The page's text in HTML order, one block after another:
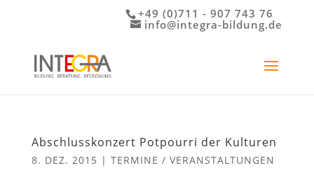
+49 (0)711 - 907 743 76
info@integra-bildung.de
Abschlusskonzert Potpourri der Kulturen
8. DEZ. 2015 | TERMINE / VERANSTALTUNGEN